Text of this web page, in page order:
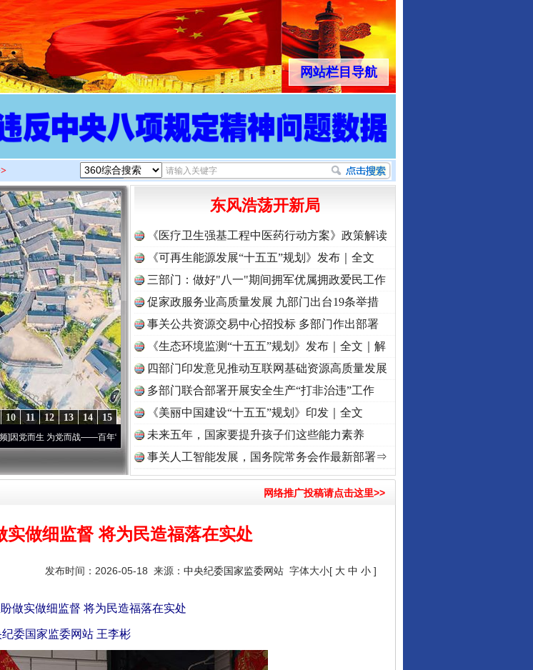
网站栏目导航
15
14
13
12
11
10
党而战——百年“纪”事⑧加强纪律..·[视频]牢记初心使命 奋进复兴征程丨“转折之城”激荡..·[视频]
东风浩荡开新局
《医疗卫生强基工程中医药行动方案》政策解读
《可再生能源发展“十五五”规划》发布｜全文
三部门：做好"八一"期间拥军优属拥政爱民工作
促家政服务业高质量发展 九部门出台19条举措
事关公共资源交易中心招投标 多部门作出部署
《生态环境监测“十五五”规划》发布｜全文｜解
读
四部门印发意见推动互联网基础资源高质量发展
多部门联合部署开展安全生产“打非治违”工作
《美丽中国建设“十五五”规划》印发｜全文
未来五年，国家要提升孩子们这些能力素养
事关人工智能发展，国务院常务会作最新部署⇒
网络推广投稿请点击这里>>
实做细监督 将为民造福落在实处
发布时间：2026-05-18 来源： 中央纪委国家监委网站 字体大小[ 大 中 小 ]
做实做细监督 将为民造福落在实处
委国家监委网站 王李彬